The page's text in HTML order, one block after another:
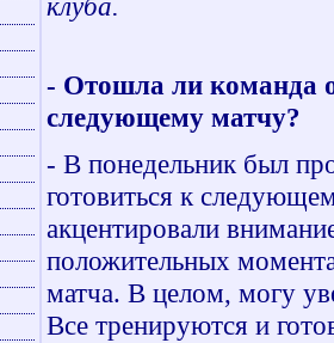
- Отошла ли команда
следующему матчу?
- В понедельник был
готовиться к
акцентировали
положительных
матча. В целом, могу
Все тренируются и